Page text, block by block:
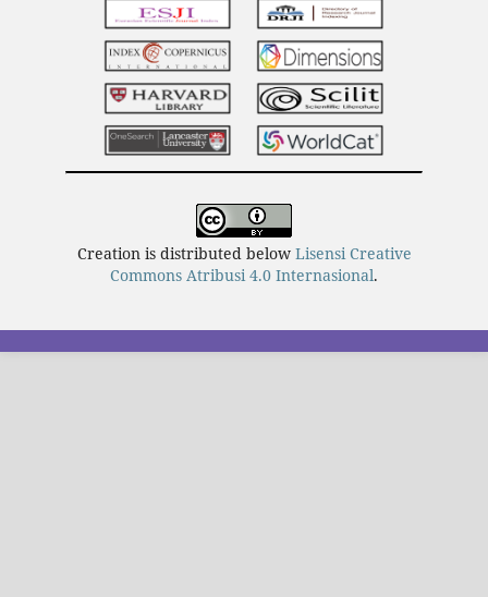
Creation is distributed below Lisensi Creative
Commons Atribusi 4.0 Internasional.